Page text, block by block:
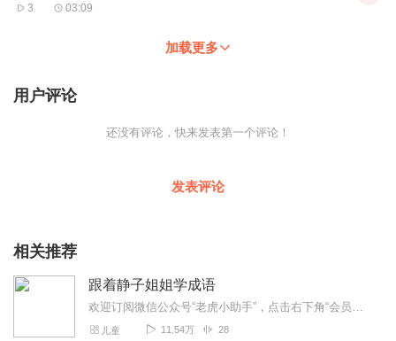
3 03:09
加载更多
用户评论
还没有评论，快来发表第一个评论！
发表评论
相关推荐
跟着静子姐姐学成语
欢迎订阅微信公众号“老虎小助手”，点击右下角“会员中心”，收听超过1万个中英文有声资源。成语是中华民族文化宝库中的瑰宝，它是前人在几千年的生产活动中所获经验的总...
儿童 11.54万 28